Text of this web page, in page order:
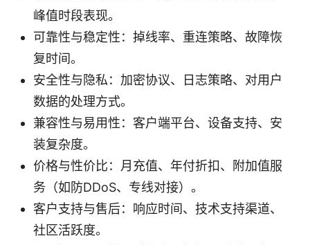
峰值时段表现。
可靠性与稳定性：掉线率、重连策略、故障恢
复时间。
安全性与隐私：加密协议、日志策略、对用户
数据的处理方式。
兼容性与易用性：客户端平台、设备支持、安
装复杂度。
价格与性价比：月充值、年付折扣、附加值服
务（如防DDoS、专线对接）。
客户支持与售后：响应时间、技术支持渠道、
社区活跃度。